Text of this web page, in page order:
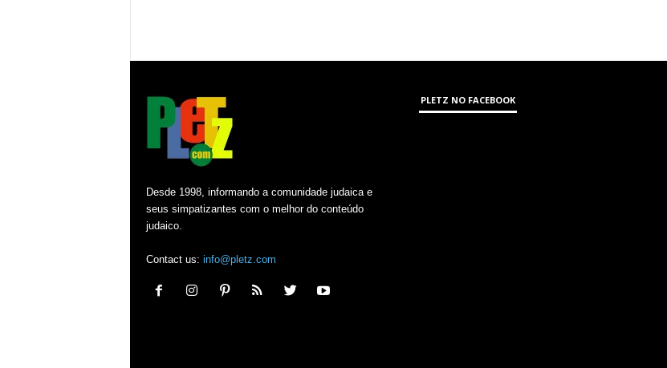
Desde 1998, informando a comunidade judaica e
seus simpatizantes com o melhor do conteúdo
judaico.
Contact us: info@pletz.com
PLETZ NO FACEBOOK